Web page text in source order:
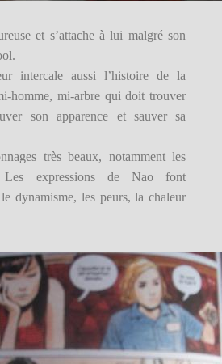
et s’attache à lui malgré son
intercale aussi l’histoire de la
homme, mi-arbre qui doit trouver
son apparence et sauver sa
très beaux, notamment les
expressions de Nao font
le dynamisme, les peurs, la chaleur